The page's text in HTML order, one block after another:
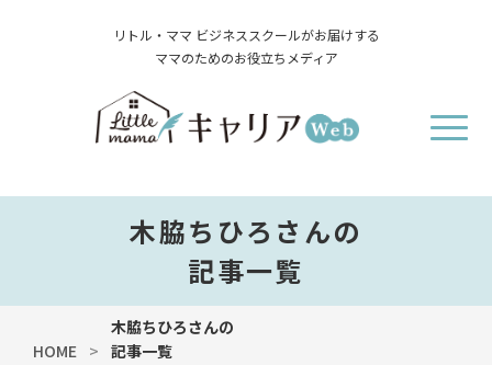
リトル・ママ ビジネススクールがお届けする
ママのためのお役立ちメディア
木脇ちひろさんの
記事一覧
HOME
木脇ちひろさんの
記事一覧